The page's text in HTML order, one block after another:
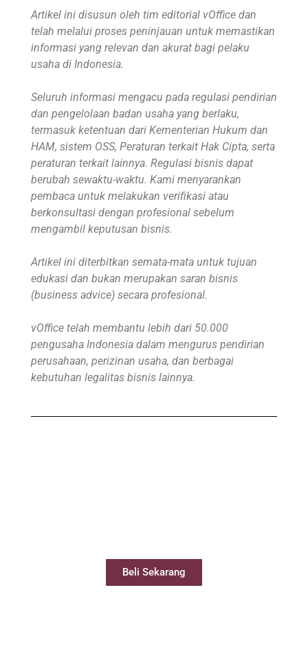
Artikel ini disusun oleh tim editorial vOffice dan
telah melalui proses peninjauan untuk memastikan
informasi yang relevan dan akurat bagi pelaku
usaha di Indonesia.
Seluruh informasi mengacu pada regulasi pendirian
dan pengelolaan badan usaha yang berlaku,
termasuk ketentuan dari Kementerian Hukum dan
HAM, sistem OSS, Peraturan terkait Hak Cipta, serta
peraturan terkait lainnya. Regulasi bisnis dapat
berubah sewaktu-waktu. Kami menyarankan
pembaca untuk melakukan verifikasi atau
berkonsultasi dengan profesional sebelum
mengambil keputusan bisnis.
Artikel ini diterbitkan semata-mata untuk tujuan
edukasi dan bukan merupakan saran bisnis
(business advice) secara profesional.
vOffice telah membantu lebih dari 50.000
pengusaha Indonesia dalam mengurus pendirian
perusahaan, perizinan usaha, dan berbagai
kebutuhan legalitas bisnis lainnya.
Beli Sekarang